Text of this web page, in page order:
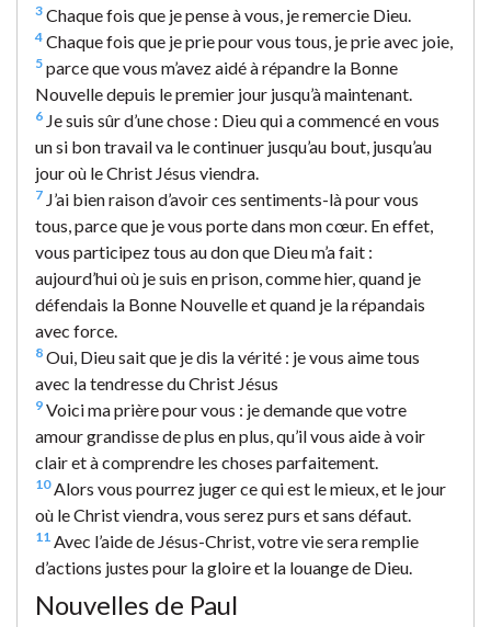
3 Chaque fois que je pense à vous, je remercie Dieu.
4 Chaque fois que je prie pour vous tous, je prie avec joie,
5 parce que vous m’avez aidé à répandre la Bonne
Nouvelle depuis le premier jour jusqu’à maintenant.
6 Je suis sûr d’une chose : Dieu qui a commencé en vous
un si bon travail va le continuer jusqu’au bout, jusqu’au
jour où le Christ Jésus viendra.
7 J’ai bien raison d’avoir ces sentiments-là pour vous
tous, parce que je vous porte dans mon cœur. En effet,
vous participez tous au don que Dieu m’a fait :
aujourd’hui où je suis en prison, comme hier, quand je
défendais la Bonne Nouvelle et quand je la répandais
avec force.
8 Oui, Dieu sait que je dis la vérité : je vous aime tous
avec la tendresse du Christ Jésus
9 Voici ma prière pour vous : je demande que votre
amour grandisse de plus en plus, qu’il vous aide à voir
clair et à comprendre les choses parfaitement.
10Alors vous pourrez juger ce qui est le mieux, et le jour
où le Christ viendra, vous serez purs et sans défaut.
11 Avec l’aide de Jésus-Christ, votre vie sera remplie
d’actions justes pour la gloire et la louange de Dieu.
Nouvelles de Paul